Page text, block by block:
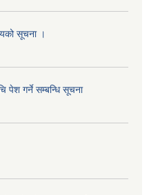
सूचना ।
पेश गर्ने सम्बन्धि सूचना